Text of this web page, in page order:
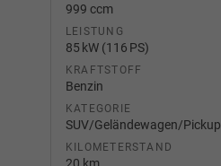
999 ccm
LEISTUNG
85 kW (116 PS)
KRAFTSTOFF
Benzin
KATEGORIE
SUV/Geländewagen/Pickup
KILOMETERSTAND
20 km